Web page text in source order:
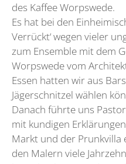
des Kaffee Worpswede.
Es hat bei den
Verrückt‘ wegen vieler
zum Ensemble mit dem
Worpswede vom
Essen hatten wir aus
Jägerschnitzel wählen
Danach führte uns
mit kundigen
Markt und der Prunkvilla
den Malern viele